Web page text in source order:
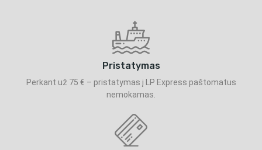
Pristatymas
Perkant už 75 € – pristatymas į LP Express paštomatus
nemokamas.